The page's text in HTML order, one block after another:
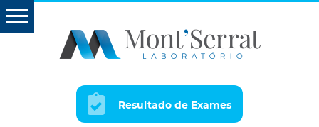
Resultado de Exames